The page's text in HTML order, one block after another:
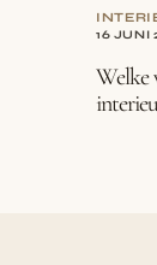
16 JUNI
Welke